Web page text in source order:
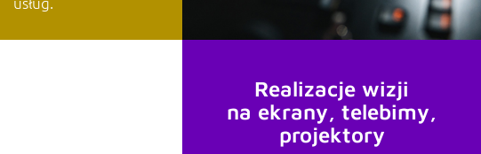
Realizacje wizji
na ekrany, telebimy,
projektory